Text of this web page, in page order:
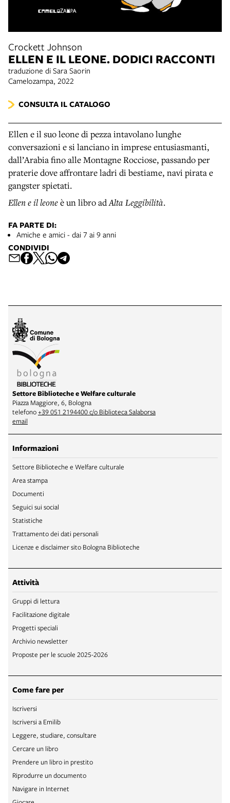
Crockett Johnson
ELLEN E IL LEONE. DODICI RACCONTI
traduzione di Sara Saorin
Camelozampa, 2022
CONSULTA IL CATALOGO
Ellen e il suo leone di pezza intavolano lunghe
conversazioni e si lanciano in imprese entusiasmanti,
dall’Arabia fino alle Montagne Rocciose, passando per
praterie dove affrontare ladri di bestiame, navi pirata e
gangster spietati.
Ellen e il leoneè un libro adAlta Leggibilità.
FA PARTE DI:
Amiche e amici - dai 7 ai 9 anni
CONDIVIDI
Settore Biblioteche e Welfare culturale
Piazza Maggiore, 6, Bologna
telefono+39 051 2194400 c/o Biblioteca Salaborsa
email
Informazioni
Settore Biblioteche e Welfare culturale
Area stampa
Documenti
Seguici sui social
Statistiche
Trattamento dei dati personali
Licenze e disclaimer sito Bologna Biblioteche
Attività
Gruppi di lettura
Facilitazione digitale
Progetti speciali
Archivio newsletter
Proposte per le scuole 2025-2026
Come fare per
Iscriversi
Iscriversi a Emilib
Leggere, studiare, consultare
Cercare un libro
Prendere un libro in prestito
Riprodurre un documento
Navigare in Internet